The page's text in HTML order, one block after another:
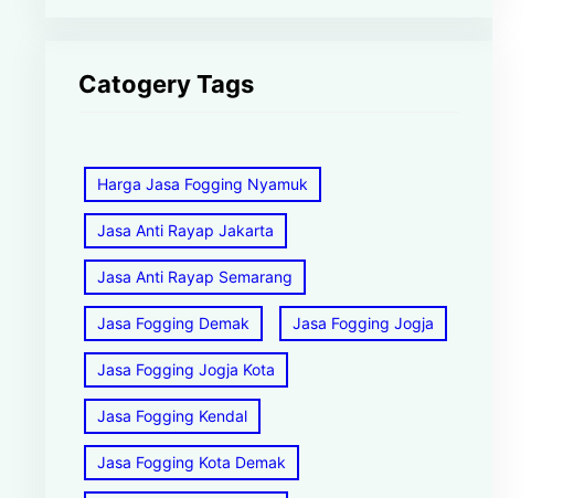
Catogery Tags
Harga Jasa Fogging Nyamuk
Jasa Anti Rayap Jakarta
Jasa Anti Rayap Semarang
Jasa Fogging Demak Jasa Fogging Jogja
Jasa Fogging Jogja Kota
Jasa Fogging Kendal
Jasa Fogging Kota Demak